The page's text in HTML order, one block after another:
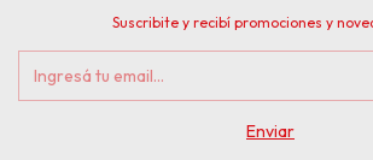
Suscribite y recibí promociones y